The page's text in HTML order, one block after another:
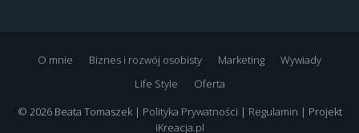
O mnie Biznes i rozwój osobisty Marketing
Wywiady
Life Style
Oferta
© 2026 Beata Tomaszek | Polityka Prywatności | Regulamin | Projekt
iKreacja.pl